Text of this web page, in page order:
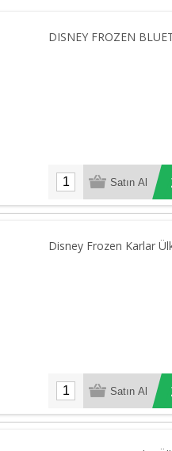
DISNEY FROZEN
Disney Frozen Karlar